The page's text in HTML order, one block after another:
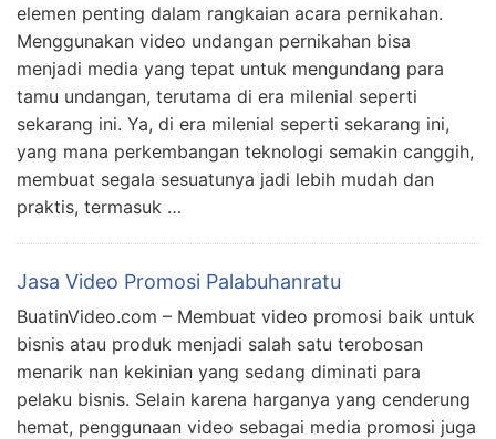
elemen penting dalam rangkaian acara pernikahan.
Menggunakan video undangan pernikahan bisa
menjadi media yang tepat untuk mengundang para
tamu undangan, terutama di era milenial seperti
sekarang ini. Ya, di era milenial seperti sekarang ini,
yang mana perkembangan teknologi semakin canggih,
membuat segala sesuatunya jadi lebih mudah dan
praktis, termasuk …
Jasa Video Promosi Palabuhanratu
BuatinVideo.com – Membuat video promosi baik untuk
bisnis atau produk menjadi salah satu terobosan
menarik nan kekinian yang sedang diminati para
pelaku bisnis. Selain karena harganya yang cenderung
hemat, penggunaan video sebagai media promosi juga